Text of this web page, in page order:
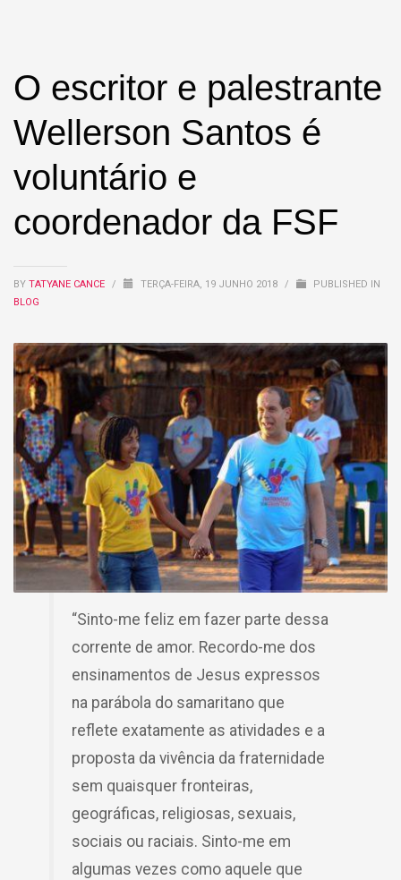
O escritor e palestrante
Wellerson Santos é
voluntário e
coordenador da FSF
BY TATYANE CANCE / TERÇA-FEIRA, 19 JUNHO 2018 /
PUBLISHED IN
BLOG
“Sinto-me feliz em fazer parte dessa
corrente de amor. Recordo-me dos
ensinamentos de Jesus expressos
na parábola do samaritano que
reflete exatamente as atividades e a
proposta da vivência da fraternidade
sem quaisquer fronteiras,
geográficas, religiosas, sexuais,
sociais ou raciais. Sinto-me em
algumas vezes como aquele que